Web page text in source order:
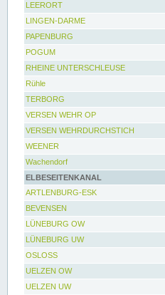
LEERORT
LINGEN-DARME
PAPENBURG
POGUM
RHEINE UNTERSCHLEUSE
Rühle
TERBORG
VERSEN WEHR OP
VERSEN WEHRDURCHSTICH
WEENER
Wachendorf
ELBESEITENKANAL
ARTLENBURG-ESK
BEVENSEN
LÜNEBURG OW
LÜNEBURG UW
OSLOSS
UELZEN OW
UELZEN UW